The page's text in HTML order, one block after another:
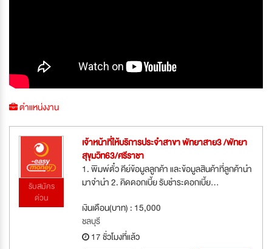
ตำแหน่งงาน
รับสมัคร
ด่วน
เจ้าหน้าที่ให้บริการประจำสาขา พัทยาสาย3 /พัทยา
สุขุมวิท63/ศรีราชา
1. พิมพ์ตั๋ว คีย์ข้อมูลลูกค้า และข้อมูลสินค้าที่ลูกค้านำ
มาจำนำ 2. คิดดอกเบี้ย รับชำระดอกเบี้ย...
เงินเดือน(บาท) : 15,000
ชลบุรี
17 ชั่วโมงที่แล้ว